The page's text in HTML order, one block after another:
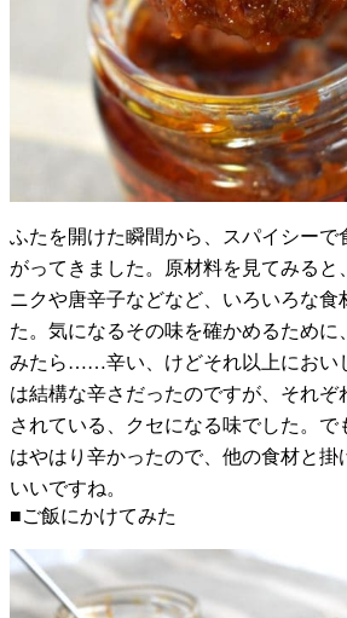
ふたを開けた瞬間から、スパイシーで
がってきました。原材料を見てみると
ニクや唐辛子などなど、いろいろな食
た。気になるその味を確かめるために
みたら……辛い、けどそれ以上にお
は結構な辛さだったのですが、それぞ
されている、クセになる味でした。
はやはり辛かったので、他の食材と掛
いいですね。
■ご飯にかけてみた